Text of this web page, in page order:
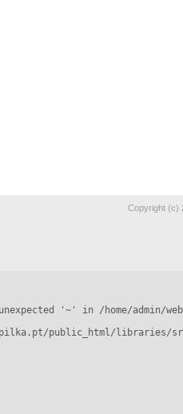
Copyright (c)
'~' in /home/admin/
public_html/libraries/